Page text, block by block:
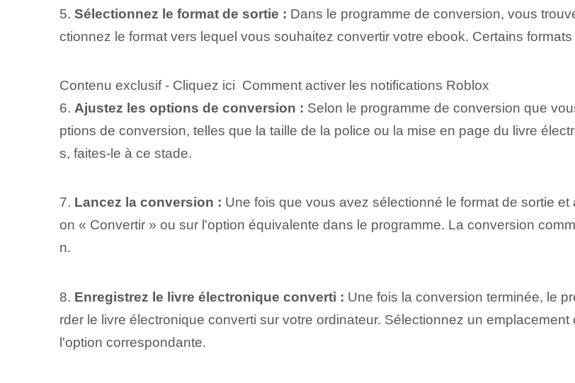
5. Sélectionnez le format de sortie : Dans le programme de conversion, vous
ctionnez le format vers lequel vous souhaitez convertir votre ebook. Certains
Contenu exclusif - Cliquez ici Comment activer les notifications Roblox
6. Ajustez les options de conversion : Selon le programme de conversion que
ptions de conversion, telles que la taille de la police ou la mise en page du livre
s, faites-le à ce stade.
7. Lancez la conversion : Une fois que vous avez sélectionné le format de sortie
on « Convertir » ou sur l'option équivalente dans le programme. La conversion
n.
8. Enregistrez le livre électronique converti : Une fois la conversion terminée, le
rder le livre électronique converti sur votre ordinateur. Sélectionnez un
l'option correspondante.